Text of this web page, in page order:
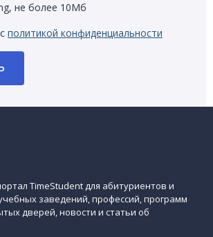
не более 10Мб
политикой конфиденциальности
TimeStudent для абитуриентов и
заведений, профессий, программ
дверей, новости и статьи об